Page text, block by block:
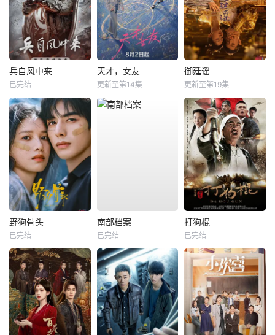
兵自风中来
已完结
天才，女友
更新至第14集
御廷谣
更新至第19集
野狗骨头
已完结
南部档案
已完结
打狗棍
已完结